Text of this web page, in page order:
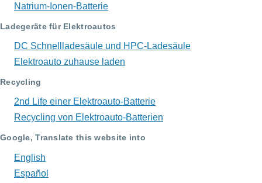
Natrium-Ionen-Batterie
Ladegeräte für Elektroautos
DC Schnellladesäule und HPC-Ladesäule
Elektroauto zuhause laden
Recycling
2nd Life einer Elektroauto-Batterie
Recycling von Elektroauto-Batterien
Google, Translate this website into
English
Español